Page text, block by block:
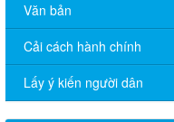
Văn bản
Cải cách hành chính
Lấy ý kiến người dân